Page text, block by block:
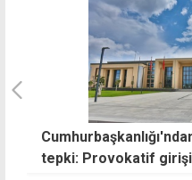
tepki: Provokatif